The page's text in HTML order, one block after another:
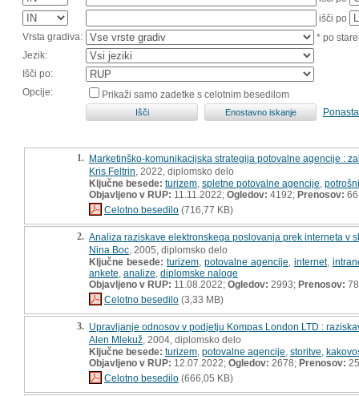
išči po
Vrsta gradiva:
* po
Jezik:
Išči po:
Opcije:
Prikaži samo zadetke s celotnim besedilom
1. Marketinško-komunikacijska strategija potovalne agencije :
Kris Feltrin , 2022, diplomsko delo
Ključne besede: turizem spletne potovalne agencije
Objavljeno v RUP: 11.11.2022; Ogledov: 4192; Prenosov: 66
Celotno besedilo (716,77 KB)
2. Analiza raziskave elektronskega poslovanja prek interneta v
Nina Boc , 2005, diplomsko delo
Ključne besede: turizem potovalne agencije internet,
ankete analize diplomske naloge
Objavljeno v RUP: 11.08.2022; Ogledov: 2993; Prenosov: 78
Celotno besedilo (3,33 MB)
3. Upravljanje odnosov v podjetju Kompas London LTD :
Alen Mlekuž , 2004, diplomsko delo
Ključne besede: turizem potovalne agencije storitve
Objavljeno v RUP: 12.07.2022; Ogledov: 2678; Prenosov: 25
Celotno besedilo (666,05 KB)